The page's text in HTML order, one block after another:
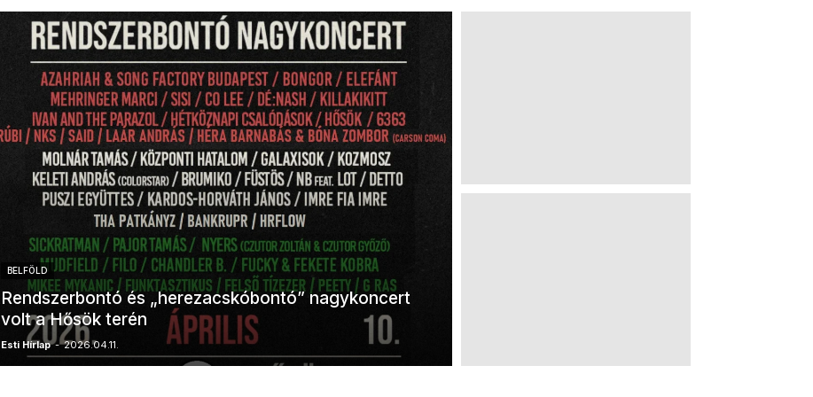
BELFÖLD
Rendszerbontó és „herezacskóbontó” nagykoncert
volt a Hősök terén
Esti Hírlap - 2026.04.11.